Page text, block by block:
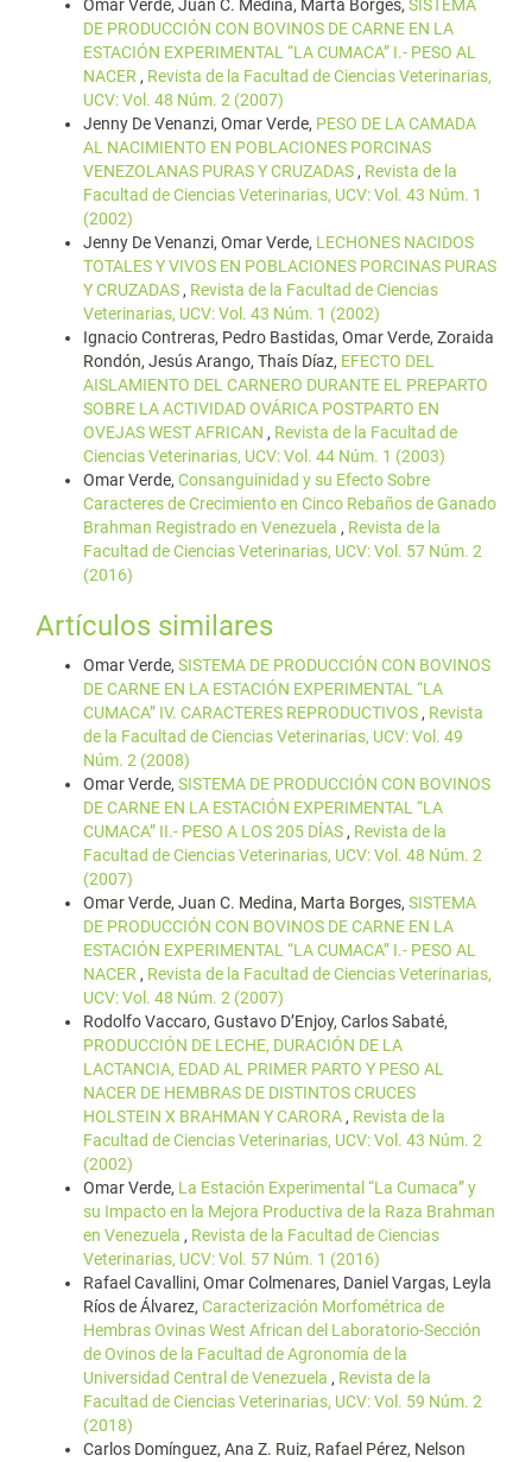
Omar Verde, Juan C. Medina, Marta Borges, SISTEMA
DE PRODUCCIÓN CON BOVINOS DE CARNE EN LA
ESTACIÓN EXPERIMENTAL “LA CUMACA” I.- PESO AL
NACER, Revista de la Facultad de Ciencias Veterinarias,
UCV: Vol. 48 Núm. 2 (2007)
Jenny De Venanzi, Omar Verde, PESO DE LA CAMADA
AL NACIMIENTO EN POBLACIONES PORCINAS
VENEZOLANAS PURAS Y CRUZADAS, Revista de la
Facultad de Ciencias Veterinarias, UCV: Vol. 43 Núm. 1
(2002)
Jenny De Venanzi, Omar Verde, LECHONES NACIDOS
TOTALES Y VIVOS EN POBLACIONES PORCINAS PURAS
Y CRUZADAS, Revista de la Facultad de Ciencias
Veterinarias, UCV: Vol. 43 Núm. 1 (2002)
Ignacio Contreras, Pedro Bastidas, Omar Verde, Zoraida
Rondón, Jesús Arango, Thaís Díaz, EFECTO DEL
AISLAMIENTO DEL CARNERO DURANTE EL PREPARTO
SOBRE LA ACTIVIDAD OVÁRICA POSTPARTO EN
OVEJAS WEST AFRICAN , Revista de la Facultad de
Ciencias Veterinarias, UCV: Vol. 44 Núm. 1 (2003)
Omar Verde, Consanguinidad y su Efecto Sobre
Caracteres de Crecimiento en Cinco Rebaños de Ganado
Brahman Registrado en Venezuela , Revista de la
Facultad de Ciencias Veterinarias, UCV: Vol. 57 Núm. 2
(2016)
Artículos similares
Omar Verde, SISTEMA DE PRODUCCIÓN CON BOVINOS
DE CARNE EN LA ESTACIÓN EXPERIMENTAL “LA
CUMACA” IV. CARACTERES REPRODUCTIVOS, Revista
de la Facultad de Ciencias Veterinarias, UCV: Vol. 49
Núm. 2 (2008)
Omar Verde, SISTEMA DE PRODUCCIÓN CON BOVINOS
DE CARNE EN LA ESTACIÓN EXPERIMENTAL “LA
CUMACA” II.- PESO A LOS 205 DÍAS, Revista de la
Facultad de Ciencias Veterinarias, UCV: Vol. 48 Núm. 2
(2007)
Omar Verde, Juan C. Medina, Marta Borges, SISTEMA
DE PRODUCCIÓN CON BOVINOS DE CARNE EN LA
ESTACIÓN EXPERIMENTAL “LA CUMACA” I.- PESO AL
NACER, Revista de la Facultad de Ciencias Veterinarias,
UCV: Vol. 48 Núm. 2 (2007)
Rodolfo Vaccaro, Gustavo D’Enjoy, Carlos Sabaté,
PRODUCCIÓN DE LECHE, DURACIÓN DE LA
LACTANCIA, EDAD AL PRIMER PARTO Y PESO AL
NACER DE HEMBRAS DE DISTINTOS CRUCES
HOLSTEIN X BRAHMAN Y CARORA, Revista de la
Facultad de Ciencias Veterinarias, UCV: Vol. 43 Núm. 2
(2002)
Omar Verde, La Estación Experimental “La Cumaca” y
su Impacto en la Mejora Productiva de la Raza Brahman
en Venezuela , Revista de la Facultad de Ciencias
Veterinarias, UCV: Vol. 57 Núm. 1 (2016)
Rafael Cavallini, Omar Colmenares, Daniel Vargas, Leyla
Ríos de Álvarez, Caracterización Morfométrica de
Hembras Ovinas West African del Laboratorio-Sección
de Ovinos de la Facultad de Agronomía de la
Universidad Central de Venezuela , Revista de la
Facultad de Ciencias Veterinarias, UCV: Vol. 59 Núm. 2
(2018)
Carlos Domínguez, Ana Z. Ruiz, Rafael Pérez, Nelson